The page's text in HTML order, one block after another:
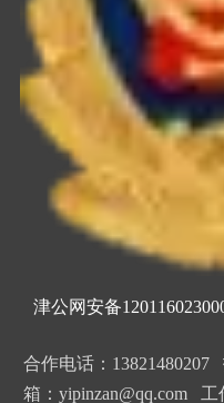
津公网安备
合作电话：
箱：yipinzan@qq.com 工